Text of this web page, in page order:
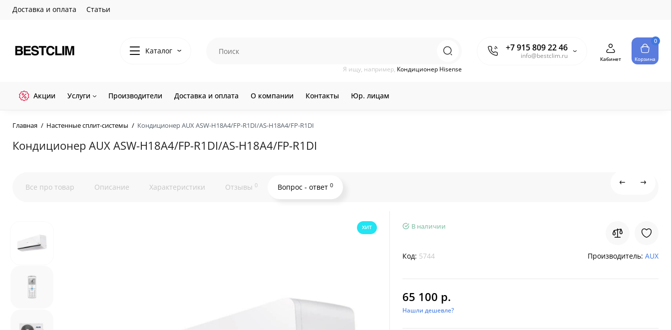
Доставка и оплата Статьи
Каталог +7 915 809 22 46
info@bestclim.ru
Я ищу, например, Кондиционер Hisense
Кабинет
0
Корзина
Акции Услуги Производители Доставка и оплата О компании Контакты Юр. лицам
Главная Настенные сплит-системы Кондиционер AUX ASW-H18A4/FP-R1DI/AS-H18A4/FP-R1DI
Кондиционер AUX ASW-H18A4/FP-R1DI/AS-H18A4/FP-R1DI
Все про товар Описание Характеристики Отзывы 0 Вопрос - ответ 0
ХИТ В наличии
Код: 5744 Производитель: AUX
65 100 р.
Нашли дешевле?